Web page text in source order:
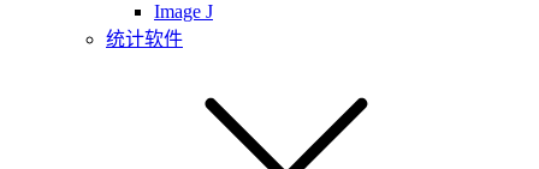
Image J
统计软件